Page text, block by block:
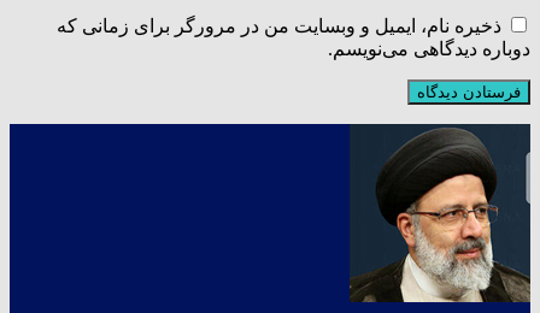
ذخیره نام، ایمیل و وبسایت من در مرورگر برای زمانی که
دوباره دیدگاهی می‌نویسم.